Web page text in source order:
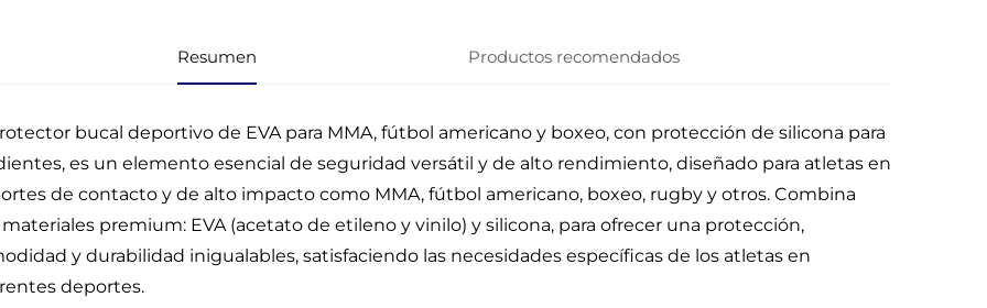
Resumen Productos recomendados
bucal deportivo de EVA para MMA, fútbol americano y boxeo, con protección de silicona para
es un elemento esencial de seguridad versátil y de alto rendimiento, diseñado para atletas en
de contacto y de alto impacto como MMA, fútbol americano, boxeo, rugby y otros. Combina
premium: EVA (acetato de etileno y vinilo) y silicona, para ofrecer una protección,
y durabilidad inigualables, satisfaciendo las necesidades específicas de los atletas en
deportes.